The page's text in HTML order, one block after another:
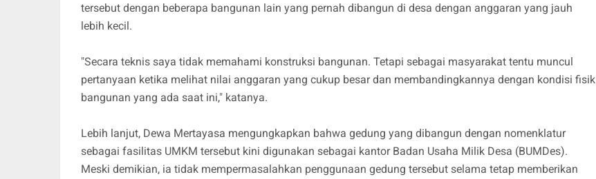
tersebut dengan beberapa bangunan lain yang pernah dibangun di desa dengan anggaran yang jauh
lebih kecil.
"Secara teknis saya tidak memahami konstruksi bangunan. Tetapi sebagai masyarakat tentu muncul
pertanyaan ketika melihat nilai anggaran yang cukup besar dan membandingkannya dengan kondisi fisik
bangunan yang ada saat ini," katanya.
Lebih lanjut, Dewa Mertayasa mengungkapkan bahwa gedung yang dibangun dengan nomenklatur
sebagai fasilitas UMKM tersebut kini digunakan sebagai kantor Badan Usaha Milik Desa (BUMDes).
Meski demikian, ia tidak mempermasalahkan penggunaan gedung tersebut selama tetap memberikan